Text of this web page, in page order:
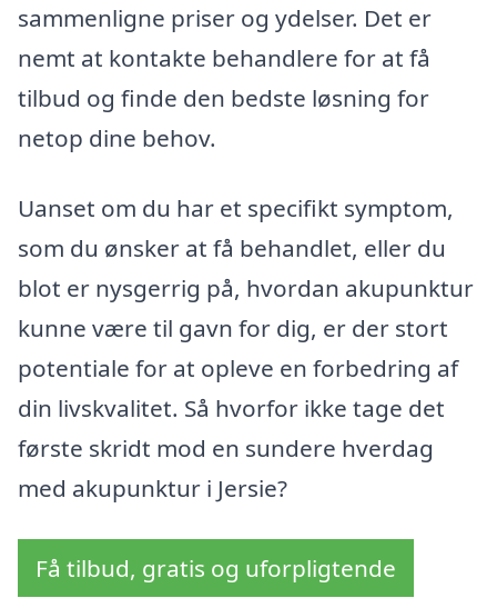
sammenligne priser og ydelser. Det er
nemt at kontakte behandlere for at få
tilbud og finde den bedste løsning for
netop dine behov.
Uanset om du har et specifikt symptom,
som du ønsker at få behandlet, eller du
blot er nysgerrig på, hvordan akupunktur
kunne være til gavn for dig, er der stort
potentiale for at opleve en forbedring af
din livskvalitet. Så hvorfor ikke tage det
første skridt mod en sundere hverdag
med akupunktur i Jersie?
Få tilbud, gratis og uforpligtende